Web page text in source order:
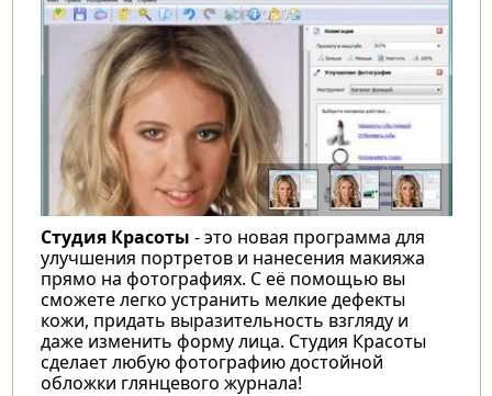
Студия Красоты - это новая программа для
улучшения портретов и нанесения макияжа
прямо на фотографиях. С её помощью вы
сможете легко устранить мелкие дефекты
кожи, придать выразительность взгляду и
даже изменить форму лица. Студия Красоты
сделает любую фотографию достойной
обложки глянцевого журнала!